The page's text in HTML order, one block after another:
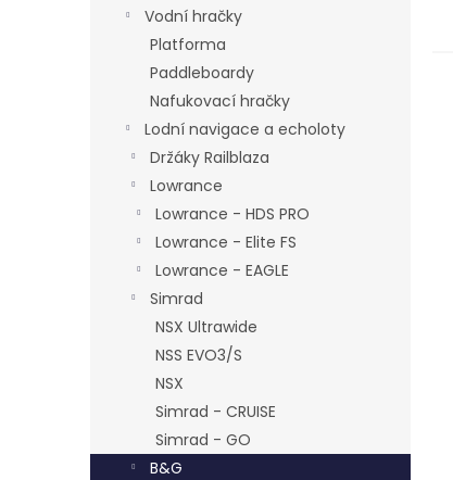
Vodní hračky
Platforma
Paddleboardy
Nafukovací hračky
Lodní navigace a echoloty
Držáky Railblaza
Lowrance
Lowrance - HDS PRO
Lowrance - Elite FS
Lowrance - EAGLE
Simrad
NSX Ultrawide
NSS EVO3/S
NSX
Simrad - CRUISE
Simrad - GO
B&G